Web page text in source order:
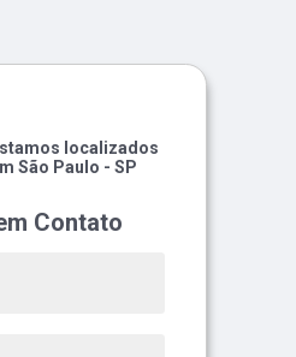
Contato
localizados
São Paulo - SP